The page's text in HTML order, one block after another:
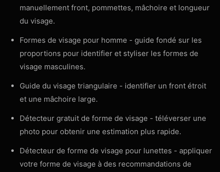
manuellement front, pommettes, mâchoire et longueur
du visage.
Formes de visage pour homme - guide fondé sur les
proportions pour identifier et styliser les formes de
visage masculines.
Guide du visage triangulaire - identifier un front étroit
et une mâchoire large.
Détecteur gratuit de forme de visage - téléverser une
photo pour obtenir une estimation plus rapide.
Détecteur de forme de visage pour lunettes - appliquer
votre forme de visage à des recommandations de